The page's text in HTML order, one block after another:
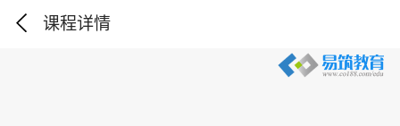
课程详情